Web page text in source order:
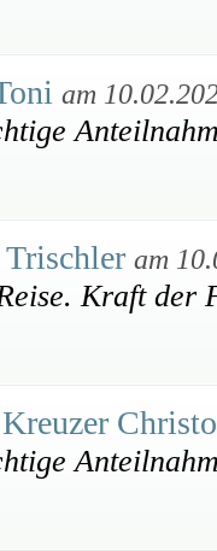
am
am
Kraft der